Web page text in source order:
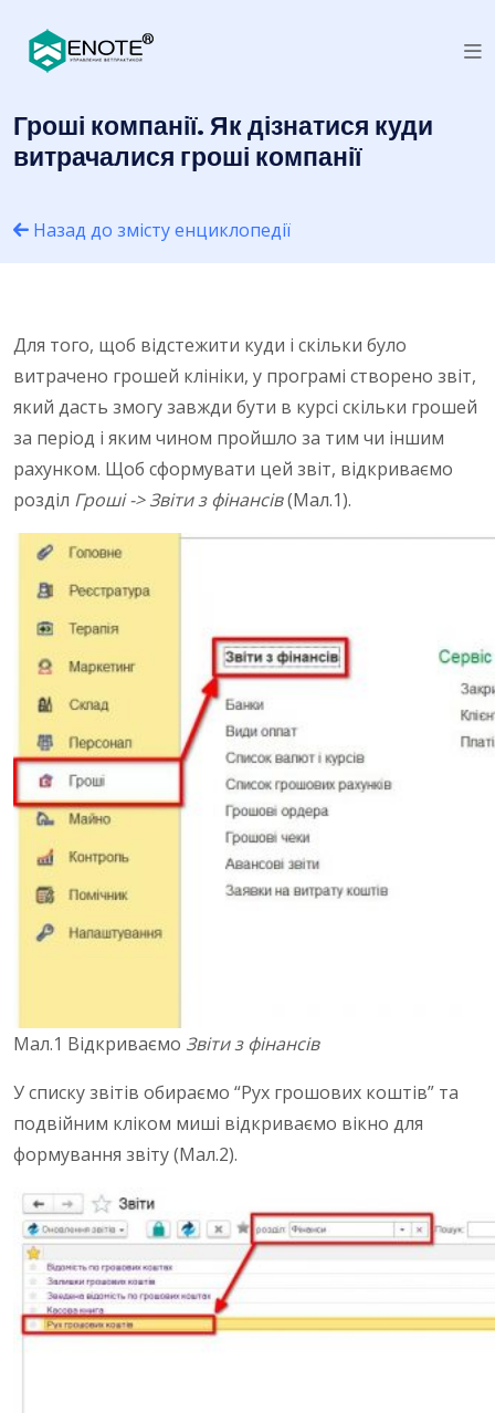
Гроші компанії. Як дізнатися куди
витрачалися гроші компанії
Назад до змісту енциклопедії
Для того, щоб відстежити куди і скільки було
витрачено грошей клініки, у програмі створено звіт,
який дасть змогу завжди бути в курсі скільки грошей
за період і яким чином пройшло за тим чи іншим
рахунком. Щоб сформувати цей звіт, відкриваємо
розділ Гроші -> Звіти з фінансів(Мал.1).
Мал.1 Відкриваємо Звіти з фінансів
У списку звітів обираємо “Рух грошових коштів” та
подвійним кліком миші відкриваємо вікно для
формування звіту (Мал.2).